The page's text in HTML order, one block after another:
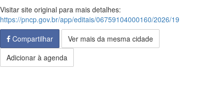
Visitar site original para mais detalhes:
https://pncp.gov.br/app/editais/06759104000160/2026/19
Compartilhar
Ver mais da mesma cidade
Adicionar à agenda